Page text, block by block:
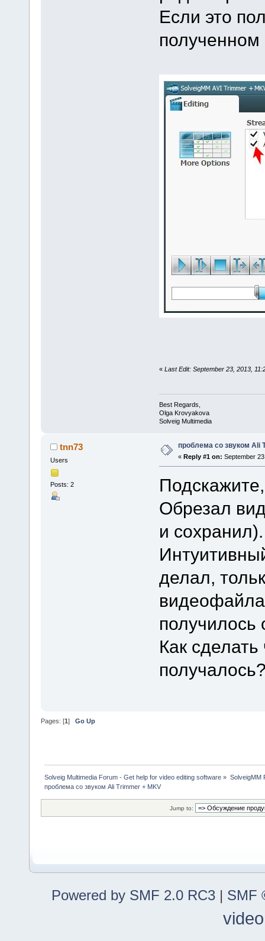
Если это
полученном
« Last Edit: September 23, 2013,
Best Regards,
Olga Krovyakova
Solveig Multimedia
tnn73
Users
Posts: 2
проблема со звуком Ali
« Reply #1 on: September
Обрезал
и
делал,
получилось
Как
Pages: [1] Go Up
Solveig Multimedia Forum - Get help for video editing software » SolveigMM
проблема со звуком Ali Trimmer + MKV
Jump to:
Powered by SMF 2.0 RC3 | SMF